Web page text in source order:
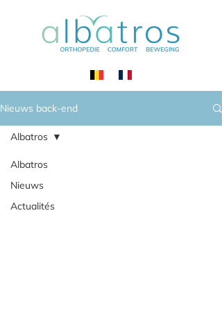
Nieuws back-end
Albatros
Nieuws
Actualités
Albatros